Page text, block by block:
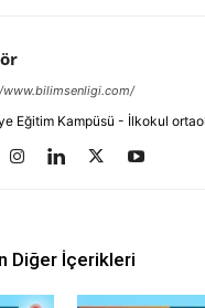
Eğitim Kampüsü - İlkokul
Diğer İçerikleri